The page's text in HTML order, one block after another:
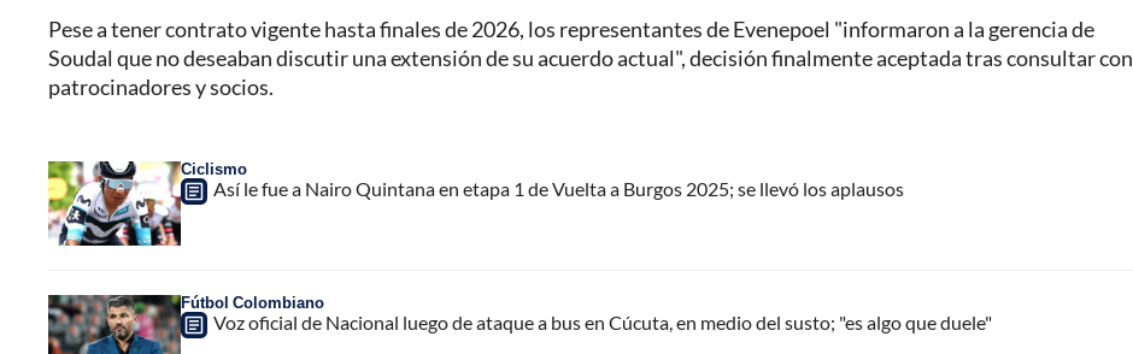
Pese a tener contrato vigente hasta finales de 2026, los representantes de Evenepoel "informaron a la gerencia de
Soudal que no deseaban discutir una extensión de su acuerdo actual", decisión finalmente aceptada tras consultar con
patrocinadores y socios.
Ciclismo
Así le fue a Nairo Quintana en etapa 1 de Vuelta a Burgos 2025; se llevó los aplausos
Fútbol Colombiano
Voz oficial de Nacional luego de ataque a bus en Cúcuta, en medio del susto; "es algo que duele"